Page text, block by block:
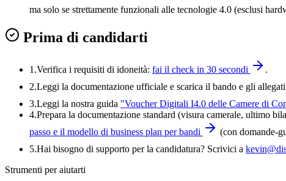
ma solo se strettamente funzionali alle tecnologie 4.0 (esclusi
Prima di candidarti
1.Verifica i requisiti di idoneità: fai il check in 30 secondi
.
2.Leggi la documentazione ufficiale e scarica il bando e gli
3.Leggi la nostra guida "Voucher Digitali I4.0 delle Camere di
4.Prepara la documentazione standard (visura camerale, ultimo
passo e il modello di business plan per bandi
(con domande-
5.Hai bisogno di supporto per la candidatura? Scrivici a
Strumenti per aiutarti